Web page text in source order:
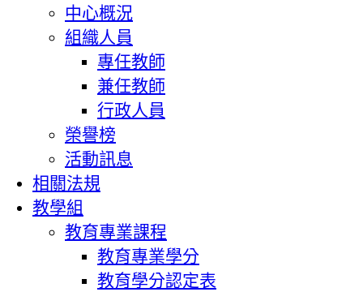
中心概況
組織人員
專任教師
兼任教師
行政人員
榮譽榜
活動訊息
相關法規
教學組
教育專業課程
教育專業學分
教育學分認定表